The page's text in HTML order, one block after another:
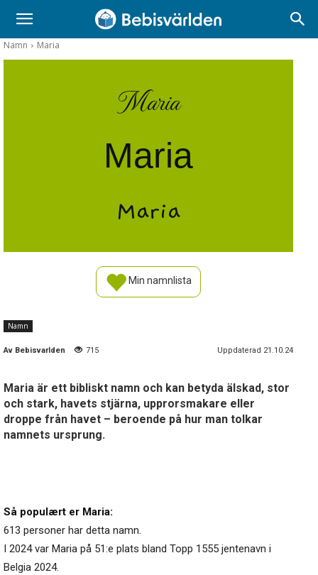
Namn Maria
Maria
Maria
Maria
Min namnlista
Namn
Av Bebisvarlden 715 Uppdaterad 21.10.24
Maria är ett bibliskt namn och kan betyda älskad, stor
och stark, havets stjärna, upprorsmakare eller
droppe från havet – beroende på hur man tolkar
namnets ursprung.
Så populært er Maria:
613 personer har detta namn.
I 2024 var Maria på 51:e plats bland Topp 1555 jentenavn i
Belgia 2024.